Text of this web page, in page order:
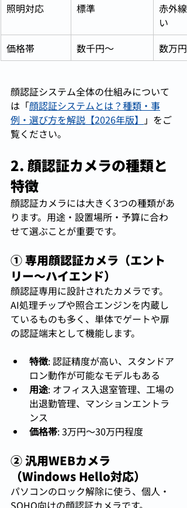
照明対応
標準
赤外
い
価格帯
数千円〜 数万
顔認証システム全体の仕組みについて
は「顔認証システムとは？種類・事
例・選び方を解説【2026年版】 」をご
覧ください。
2. 顔認証カメラの種類と
特徴
顔認証カメラには大きく3つの種類があ
ります。用途・設置場所・予算に合わ
せて選ぶことが重要です。
① 専用顔認証カメラ（エント
リー〜ハイエンド）
顔認証専用に設計されたカメラです。
AI処理チップや照合エンジンを内蔵し
ているものも多く、単体でゲートや扉
の認証端末として機能します。
特徴: 認証精度が高い、スタンドア
ロン動作が可能なモデルもある
用途: オフィス入退室管理、工場の
出退勤管理、マンションエントラ
ンス
価格帯: 3万円〜30万円程度
② 汎用WEBカメラ
（Windows Hello対応）
パソコンのロック解除に使う、個人・
SOHO向けの顔認証カメラです。